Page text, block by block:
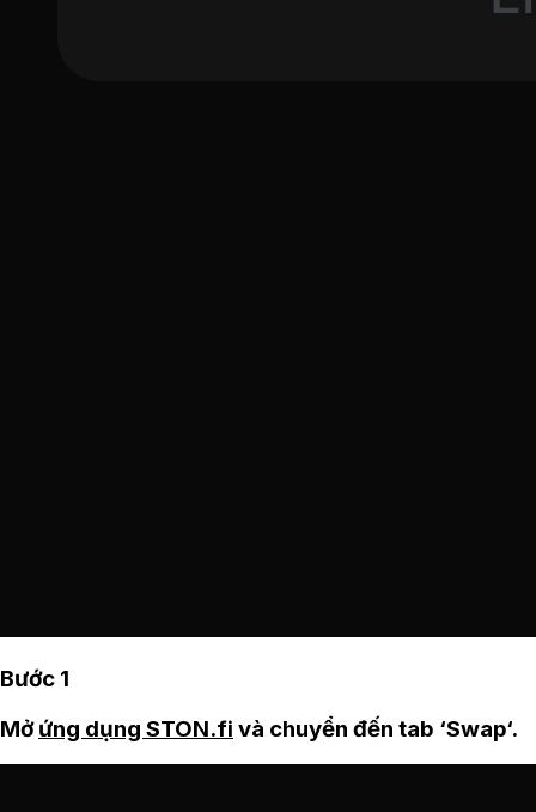
Bước 1
Mởứng dụng STON.fi và chuyển đến tab ‘Swap‘.